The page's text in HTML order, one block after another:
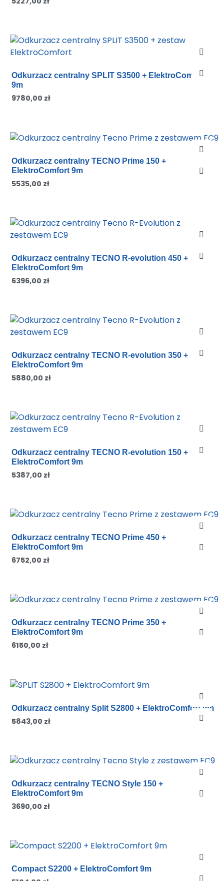
Odkurzacz centralny SPLIT S3500 + ElektroComfort
9m
9780,00 zł
Odkurzacz centralny TECNO Prime 150 +
ElektroComfort 9m
5535,00 zł
Odkurzacz centralny TECNO R-evolution 450 +
ElektroComfort 9m
6396,00 zł
Odkurzacz centralny TECNO R-evolution 350 +
ElektroComfort 9m
5880,00 zł
Odkurzacz centralny TECNO R-evolution 150 +
ElektroComfort 9m
5387,00 zł
Odkurzacz centralny TECNO Prime 450 +
ElektroComfort 9m
6752,00 zł
Odkurzacz centralny TECNO Prime 350 +
ElektroComfort 9m
6150,00 zł
Odkurzacz centralny Split S2800 + ElektroComfort 9m
5843,00 zł
Odkurzacz centralny TECNO Style 150 +
ElektroComfort 9m
3690,00 zł
Compact S2200 + ElektroComfort 9m